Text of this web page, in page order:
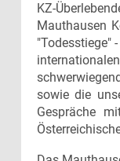
KZ-
Mauthausen
"Todesstiege"
sowie die
Gespräche